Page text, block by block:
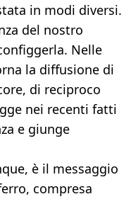
in modi diversi.
del nostro
Nelle
la diffusione di
di reciproco
nei recenti fatti
e giunge
è il messaggio
compresa